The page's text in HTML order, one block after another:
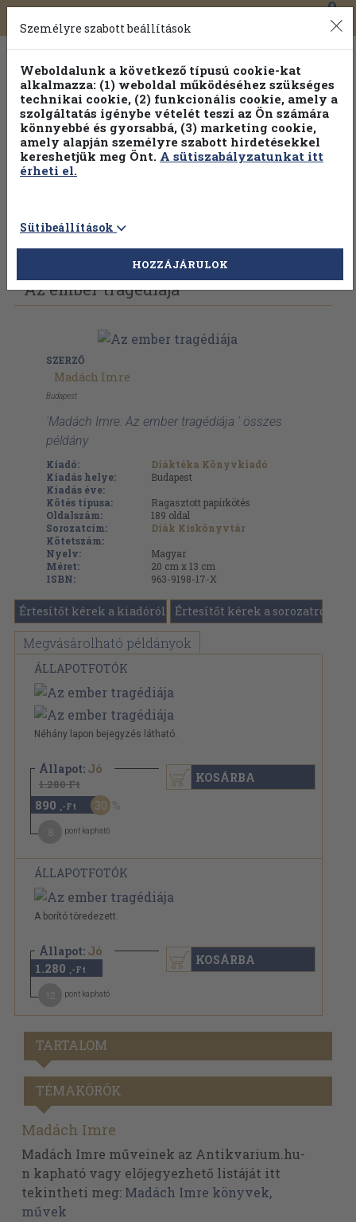
Toggle
navigation
0
Vissza az előző oldalra Válasszon példányt
Az ember tragédiája
SZERZŐ
Madách Imre
Budapest
'Madách Imre: Az ember tragédiája ' összes
példány
Kiadó:
Diáktéka Könyvkiadó
Kiadás helye:
Budapest
Kiadás éve:
Kötés típusa:
Ragasztott papírkötés
Oldalszám:
189 oldal
Sorozatcím:
Diák Kiskönyvtár
Kötetszám:
Nyelv:
Magyar
Méret:
20 cm x 13 cm
ISBN:
963-9198-17-X
Értesítőt kérek a kiadóról Értesítőt kérek a sorozatról
Megvásárolható példányok
ÁLLAPOTFOTÓK
Néhány lapon bejegyzés látható.
Állapot: Jó
1.280 Ft
890 ,-Ft 30
pont kapható
KOSÁRBA
ÁLLAPOTFOTÓK
A borító töredezett.
Állapot: Jó
1.280 ,-Ft
pont kapható
KOSÁRBA
TARTALOM
TÉMAKÖRÖK
Madách Imre
Madách Imre műveinek az Antikvarium.hu-
n kapható vagy előjegyezhető listáját itt
tekintheti meg: Madách Imre könyvek,
művek
Személyre szabott beállítások
Weboldalunk a következő típusú cookie-kat
alkalmazza: (1) weboldal működéséhez szükséges
technikai cookie, (2) funkcionális cookie, amely a
szolgáltatás igénybe vételét teszi az Ön számára
könnyebbé és gyorsabbá, (3) marketing cookie,
amely alapján személyre szabott hirdetésekkel
kereshetjük meg Önt. A sütiszabályzatunkat itt
érheti el.
Sütibeállítások
HOZZÁJÁRULOK